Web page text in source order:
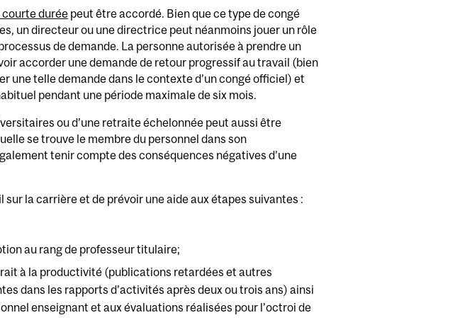
courte duréepeut être accordé. Bien que ce type de congé
un directeur ou une directrice peut néanmoins jouer un rôle
de demande. La personne autorisée à prendre un
accorder une demande de retour progressif au travail (bien
une telle demande dans le contexte d’un congé officiel) et
pendant une période maximale de six mois.
ou d’une retraite échelonnée peut aussi être
se trouve le membre du personnel dans son
tenir compte des conséquences négatives d’une
la carrière et de prévoir une aide aux étapes suivantes :
au rang de professeur titulaire;
à la productivité (publications retardées et autres
dans les rapports d’activités après deux ou trois ans) ainsi
enseignant et aux évaluations réalisées pour l’octroi de